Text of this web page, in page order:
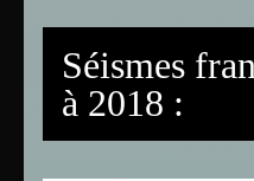
Séismes
à 2018 :